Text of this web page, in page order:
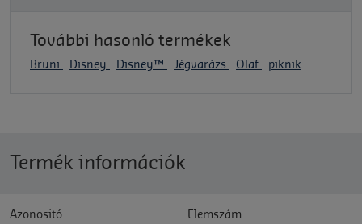
További hasonló termékek
Bruni Disney Disney™ Jégvarázs Olaf piknik
Termék információk
Azonositó Elemszám